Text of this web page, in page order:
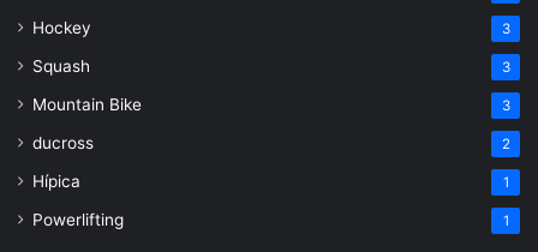
Hockey 3
Squash 3
Mountain Bike 3
ducross 2
Hípica 1
Powerlifting 1